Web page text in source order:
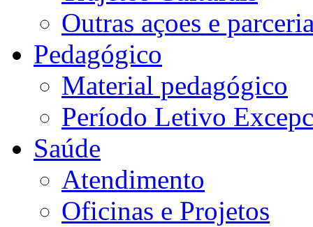
Outras açoes e
Pedagógico
Material pedagógico
Período Letivo
Saúde
Atendimento
Oficinas e Projetos